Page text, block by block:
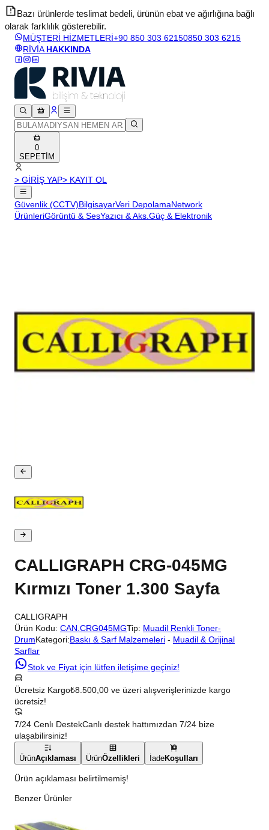
Bazı ürünlerde teslimat bedeli, ürünün ebat ve ağırlığına bağlı
olarak farklılık gösterebilir.
MÜŞTERİ HİZMETLERİ+90 850 303 62150850 303 6215
RİVİA HAKKINDA
0
SEPETİM
> GİRİŞ YAP> KAYIT OL
Güvenlik (CCTV)BilgisayarVeri DepolamaNetwork
ÜrünleriGörüntü & SesYazıcı & Aks.Güç & Elektronik
CALLIGRAPH CRG-045MG
Kırmızı Toner 1.300 Sayfa
CALLIGRAPH
Ürün Kodu: CAN.CRG045MGTip: Muadil Renkli Toner-
DrumKategori:Baskı & Sarf Malzemeleri - Muadil & Orijinal
Sarflar
Stok ve Fiyat için lütfen iletişime geçiniz!
Ücretsiz Kargo₺8.500,00 ve üzeri alışverişlerinizde kargo
ücretsiz!
7/24 Cenlı DestekCanlı destek hattımızdan 7/24 bize
ulaşabilirsiniz!
ÜrünAçıklaması ÜrünÖzellikleri İadeKoşulları
Ürün açıklaması belirtilmemiş!
Benzer Ürünler